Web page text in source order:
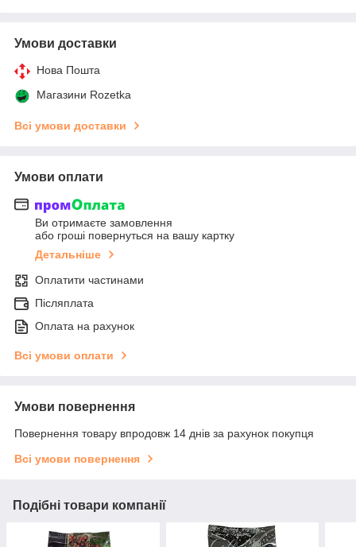
Умови доставки
Нова Пошта
Магазини Rozetka
Всі умови доставки
Умови оплати
Ви отримаєте замовлення
або гроші повернуться на вашу картку
Детальніше
Оплатити частинами
Післяплата
Оплата на рахунок
Всі умови оплати
Умови повернення
Повернення товару впродовж 14 днів за рахунок покупця
Всі умови повернення
Подібні товари компанії